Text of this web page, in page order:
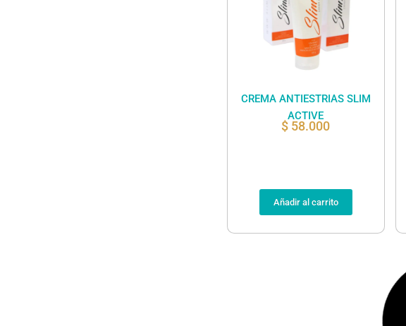
CREMA ANTIESTRIAS SLIM
ACTIVE
$ 58.000
Añadir al carrito